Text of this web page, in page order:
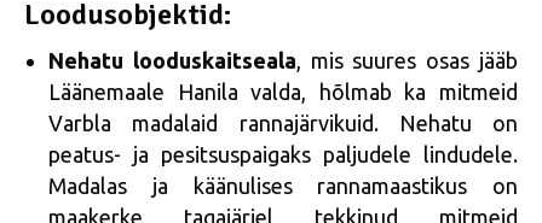
Loodusobjektid:
Nehatu looduskaitseala , mis suures osas jääb
Läänemaale Hanila valda, hõlmab ka mitmeid
Varbla madalaid rannajärvikuid. Nehatu on
peatus- ja pesitsuspaigaks paljudele lindudele.
Madalas ja käänulises rannamaastikus on
maakerke tagajärjel tekkinud mitmeid